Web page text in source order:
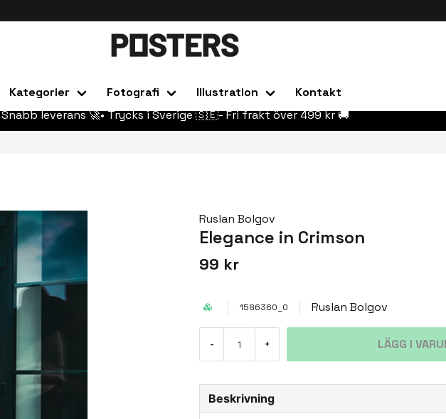
Kategorier Fotografi Illustration
Kontakt
Snabb leverans 🚀• Trycks i Sverige 🇸🇪- Fri frakt över 499 kr 🚚
Ruslan Bolgov
Elegance in Crimson
99 kr
1586360_0 Ruslan Bolgov
- + LÄGG I
Beskrivning